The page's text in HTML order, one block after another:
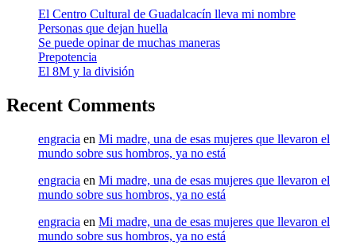
El Centro Cultural de Guadalcacín lleva mi nombre
Personas que dejan huella
Se puede opinar de muchas maneras
Prepotencia
El 8M y la división
Recent Comments
engracia en Mi madre, una de esas mujeres que llevaron el
mundo sobre sus hombros, ya no está
engracia en Mi madre, una de esas mujeres que llevaron el
mundo sobre sus hombros, ya no está
engracia en Mi madre, una de esas mujeres que llevaron el
mundo sobre sus hombros, ya no está